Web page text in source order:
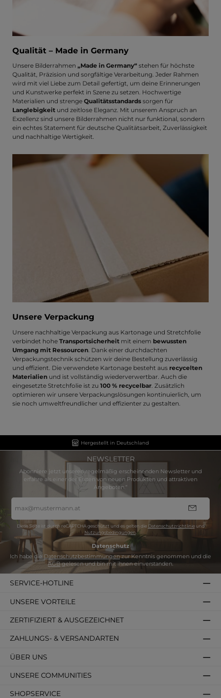
Qualität – Made in Germany
Unsere Bilderrahmen „Made in Germany“ stehen für höchste
Qualität, Präzision und sorgfältige Verarbeitung. Jeder Rahmen
wird mit viel Liebe zum Detail gefertigt, um deine Erinnerungen
und Kunstwerke perfekt in Szene zu setzen. Hochwertige
Materialien und strenge Qualitätsstandards sorgen für
Langlebigkeit und zeitlose Eleganz. Mit unserem Anspruch an
Exzellenz sind unsere Bilderrahmen nicht nur funktional, sondern
ein echtes Statement für deutsche Qualitätsarbeit, Zuverlässigkeit
und nachhaltige Wertigkeit.
Unsere Verpackung
Unsere nachhaltige Verpackung aus Kartonage und Stretchfolie
verbindet hohe Transportsicherheit mit einem bewussten
Umgang mit Ressourcen . Dank einer durchdachten
Verpackungstechnik schützen wir deine Bestellung zuverlässig
und effizient. Die verwendete Kartonage besteht aus recycelten
Materialien und ist vollständig wiederverwertbar. Auch die
eingesetzte Stretchfolie ist zu 100 % recycelbar . Zusätzlich
optimieren wir unsere Verpackungslösungen kontinuierlich, um
sie noch umweltfreundlicher und effizienter zu gestalten.
Hergestellt in Deutschland
NEWSLETTER
Abonniere jetzt unseren regelmäßig erscheinenden Newsletter und
erfahre als einer der Ersten von neuen Produkten und attraktiven
Angeboten.“
Mail-
Adresse
Diese Seite ist durch reCAPTCHA geschützt und es gelten die Datenschutzrichtlinieund
Nutzungsbedingungen.
Datenschutz
Ich habe die Datenschutzbestimmungenzur Kenntnis genommen und die
AGBgelesen und bin mit ihnen einverstanden.
SERVICE-HOTLINE
SHOPSERVICE
ZAHLUNGS- & VERSANDARTEN
ÜBER UNS
ZERTIFIZIERT & AUSGEZEICHNET
UNSERE VORTEILE
UNSERE COMMUNITIES